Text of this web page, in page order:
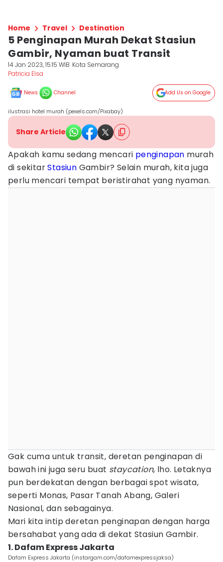
Home Travel Destination
5 Penginapan Murah Dekat Stasiun
Gambir, Nyaman buat Transit
14 Jan 2023, 15:15 WIB Kota Semarang
Patricia Elsa
News Channel Add Us on Google
ilustrasi hotel murah (pexels.com/Pixabay)
Share Article
Apakah kamu sedang mencari penginapan murah
di sekitarStasiun Gambir? Selain murah, kita juga
perlu mencari tempat beristirahat yang nyaman.
Gak cuma untuk transit, deretan penginapan di
bawah ini juga seru buat staycation, lho. Letaknya
pun berdekatan dengan berbagai spot wisata,
seperti Monas, Pasar Tanah Abang, Galeri
Nasional, dan sebagainya.
Mari kita intip deretan penginapan dengan harga
bersahabat yang ada di dekat Stasiun Gambir.
1. Dafam Express Jakarta
Dafam Express Jakarta (instargam.com/dafamexpressjaksa)